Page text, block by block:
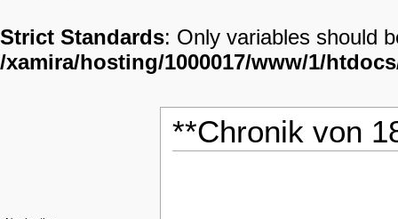
Strict Standards: Only variables should
/xamira/hosting/1000017/www/1/
**Chronik von